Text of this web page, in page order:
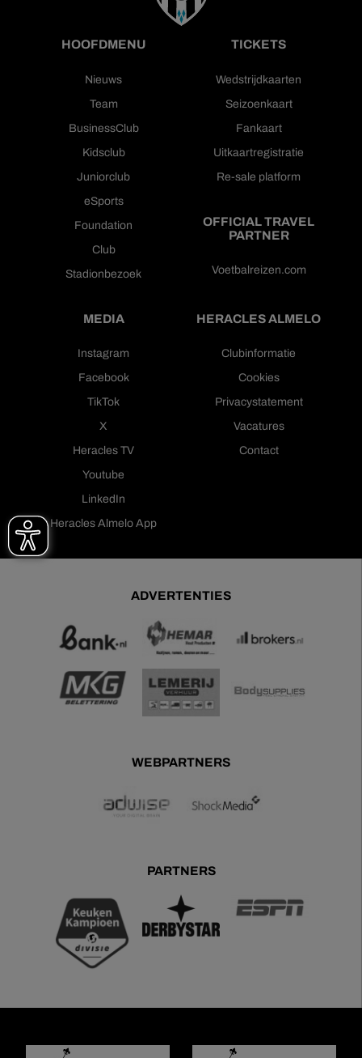
HOOFDMENU
Nieuws
Team
BusinessClub
Kidsclub
Juniorclub
eSports
Foundation
Club
Stadionbezoek
TICKETS
Wedstrijdkaarten
Seizoenkaart
Fankaart
Uitkaartregistratie
Re-sale platform
OFFICIAL TRAVEL
PARTNER
Voetbalreizen.com
MEDIA
Instagram
Facebook
TikTok
X
Heracles TV
Youtube
LinkedIn
Heracles Almelo App
HERACLES ALMELO
Clubinformatie
Cookies
Privacystatement
Vacatures
Contact
ADVERTENTIES
WEBPARTNERS
PARTNERS